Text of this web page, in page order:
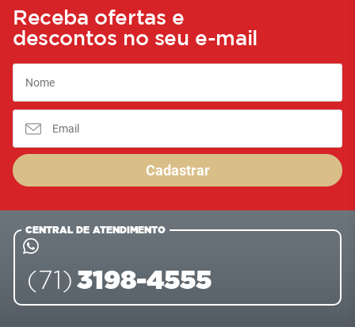
Receba ofertas e
descontos no seu e-mail
Cadastrar
CENTRAL DE ATENDIMENTO
(71) 3198-4555